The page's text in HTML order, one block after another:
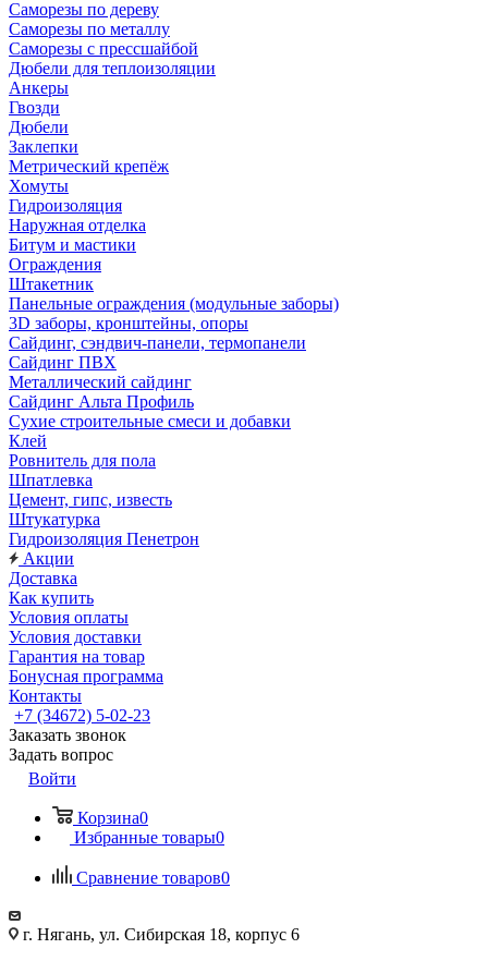
Саморезы по дереву
Саморезы по металлу
Саморезы с прессшайбой
Дюбели для теплоизоляции
Анкеры
Гвозди
Дюбели
Заклепки
Метрический крепёж
Хомуты
Гидроизоляция
Наружная отделка
Битум и мастики
Ограждения
Штакетник
Панельные ограждения (модульные заборы)
3D заборы, кронштейны, опоры
Cайдинг, сэндвич-панели, термопанели
Сайдинг ПВХ
Металлический сайдинг
Сайдинг Альта Профиль
Сухие строительные смеси и добавки
Клей
Ровнитель для пола
Шпатлевка
Цемент, гипс, известь
Штукатурка
Гидроизоляция Пенетрон
Акции
Доставка
Как купить
Условия оплаты
Условия доставки
Гарантия на товар
Бонусная программа
Контакты
+7 (34672) 5-02-23
Заказать звонок
Задать вопрос
Войти
Корзина0
Избранные товары0
Сравнение товаров0
г. Нягань, ул. Сибирская 18, корпус 6